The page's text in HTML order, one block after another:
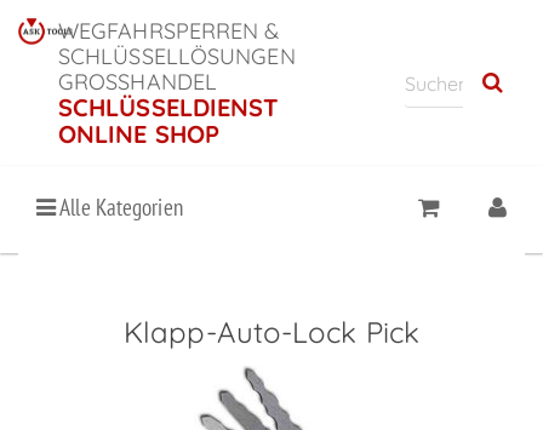
WEGFAHRSPERREN &
SCHLÜSSELLÖSUNGEN
GROSSHANDEL
SCHLÜSSELDIENST
ONLINE SHOP
Alle Kategorien
Klapp-Auto-Lock Pick